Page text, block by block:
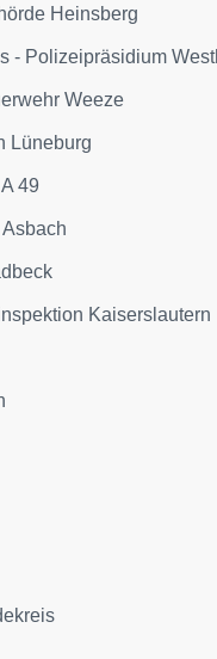
Heinsberg
- Polizeipräsidium
Weeze
Lüneburg
49
Kaiserslautern